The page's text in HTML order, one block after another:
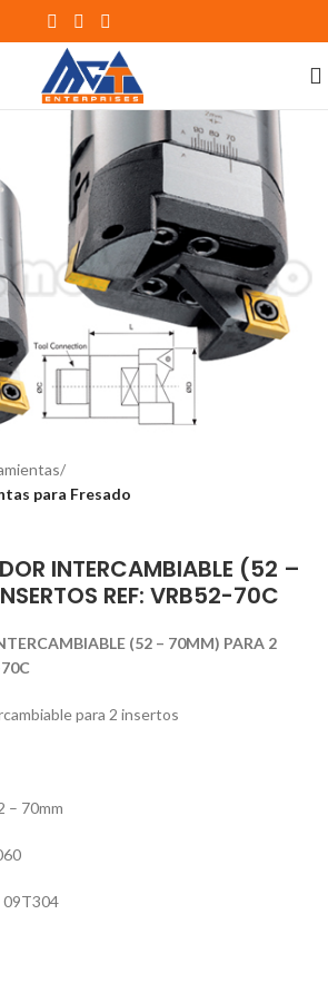
para Fresado
INTERCAMBIABLE (52 –
REF: VRB52-70C
(52 – 70MM) PARA 2
para 2 insertos
– 70mm
09T304